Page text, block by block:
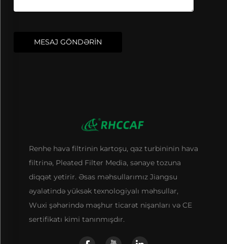
MESAJ GÖNDƏRİN
Renhe hava filtrinin kartoşu, qaz turbininin hava
filtrinə, Pleated Filter Media, sənaye tozuna
diqqət yetirir. Əsas məhsullarımız Jiangsu
əyalətində yüksək texnologiyalı məhsullar,
Wuxi şəhərində məşhur ticarət nişanları və CE
sertifikatı kimi tanınmışdır.